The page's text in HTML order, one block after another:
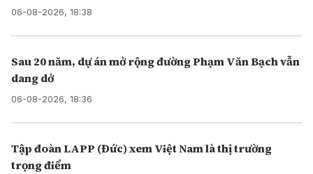
06-08-2026, 18:38
Sau 20 năm, dự án mở rộng đường Phạm Văn Bạch vẫn
dang dở
06-08-2026, 18:36
Tập đoàn LAPP (Đức) xem Việt Nam là thị trường
trọng điểm